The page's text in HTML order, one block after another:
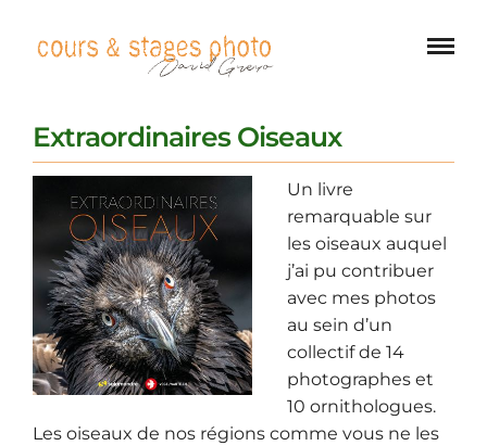
Extraordinaires Oiseaux
Un livre
remarquable sur
les oiseaux auquel
j’ai pu contribuer
avec mes photos
au sein d’un
collectif de 14
photographes et
10 ornithologues.
Les oiseaux de nos régions comme vous ne les